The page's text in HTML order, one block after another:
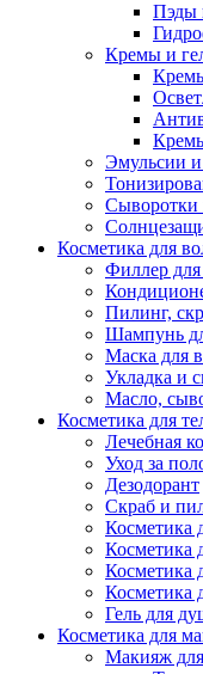
Пэды
Кремы и
Эмульсии
Сыворотки
Косметика для
Филлер для
Пилинг,
Шампунь
Маска для
Укладка и
Масло,
Косметика для
Лечебная
Уход за
Дезодорант
Скраб и
Косметика
Косметика
Косметика
Косметика
Гель для
Косметика для
Макияж для